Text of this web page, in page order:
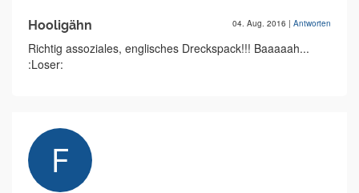
Hooligähn 04. Aug. 2016 | Antworten
Richtig assoziales, englisches Dreckspack!!! Baaaaah...
:Loser: